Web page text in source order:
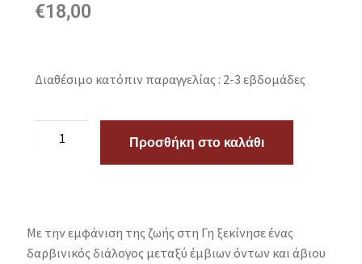
€18,00
Διαθέσιμο κατόπιν παραγγελίας : 2-3 εβδομάδες
Προσθήκη στο καλάθι
Με την εμφάνιση της ζωής στη Γη ξεκίνησε ένας
δαρβινικός διάλογος μεταξύ έμβιων όντων και άβιου